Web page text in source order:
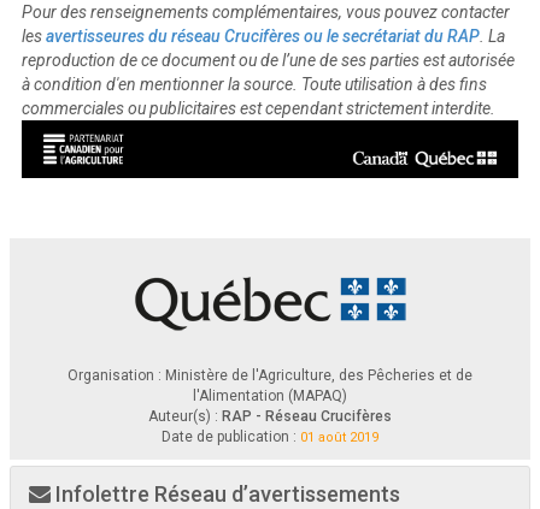
Pour des renseignements complémentaires, vous pouvez contacter
lesavertisseures du réseau Crucifères ou le secrétariat du RAP . La
reproduction de ce document ou de l’une de ses parties est autorisée
à condition d'en mentionner la source. Toute utilisation à des fins
commerciales ou publicitaires est cependant strictement interdite.
Organisation : Ministère de l'Agriculture, des Pêcheries et de
l'Alimentation (MAPAQ)
Auteur(s) : RAP - Réseau Crucifères
Date de publication : 01 août 2019
Infolettre Réseau d’avertissements